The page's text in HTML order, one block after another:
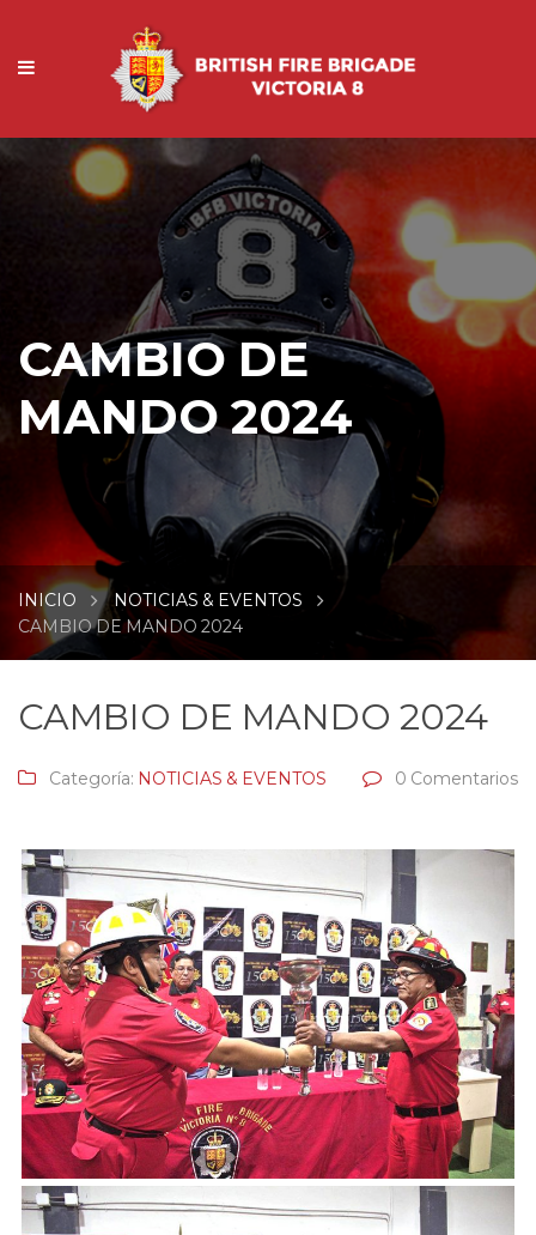
CAMBIO DE
MANDO 2024
INICIO
NOTICIAS & EVENTOS
CAMBIO DE MANDO 2024
CAMBIO DE MANDO 2024
Categoría: NOTICIAS & EVENTOS 0 Comentarios